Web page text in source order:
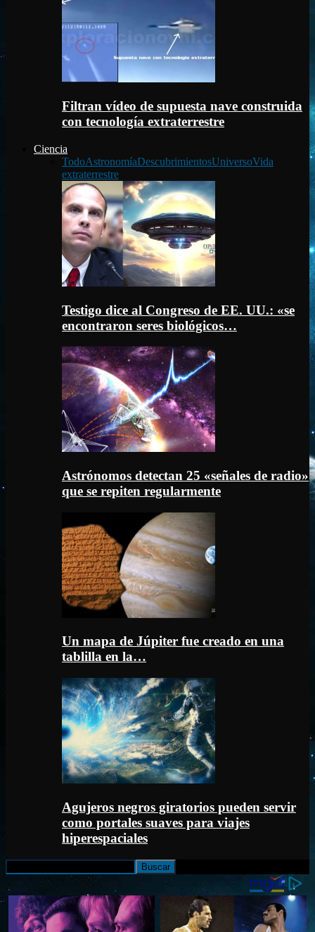
Filtran vídeo de supuesta nave construida
con tecnología extraterrestre
Ciencia
TodoAstronomíaDescubrimientosUniversoVida
extraterrestre
Testigo dice al Congreso de EE. UU.: «se
encontraron seres biológicos…
Astrónomos detectan 25 «señales de radio»
que se repiten regularmente
Un mapa de Júpiter fue creado en una
tablilla en la…
Agujeros negros giratorios pueden servir
como portales suaves para viajes
hiperespaciales